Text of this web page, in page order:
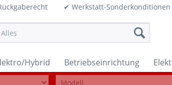
✔ Werkstatt-
Hybrid Betriebseinrichtung